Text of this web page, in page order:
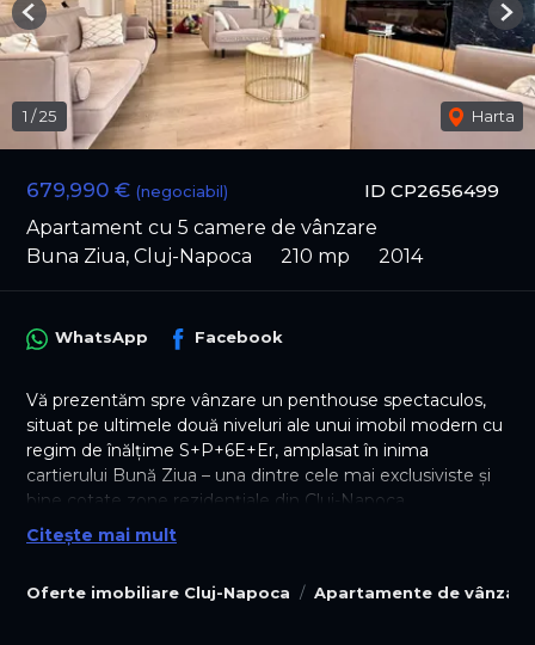
ID CP2656499
679,990 € (negociabil)
Apartament cu 5 camere de vânzare
Buna Ziua, Cluj-Napoca
210 mp 2014
1 /25 Harta
Previous
Oferte imobiliare Cluj-Napoca Apartamente de
WhatsApp Facebook
Vă prezentăm spre vânzare un penthouse spectaculos,
situat pe ultimele două niveluri ale unui imobil modern cu
regim de înălțime S+P+6E+Er, amplasat în inima
cartierului Bună Ziua – una dintre cele mai exclusiviste și
bine cotate zone rezidențiale din Cluj-Napoca.
Această proprietate unică oferă o experiență rezidențială
asupra orașului cu un design interior rafinat, finisaje
Citește mai mult